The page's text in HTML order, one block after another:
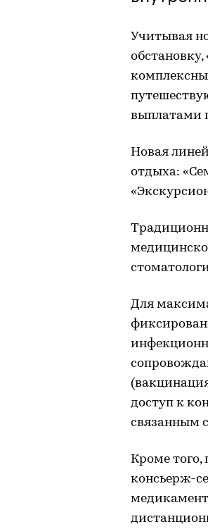
Учитывая
выплатами
Новая
отдыха:
Для
доступ к
связанным
Кроме
консьерж-